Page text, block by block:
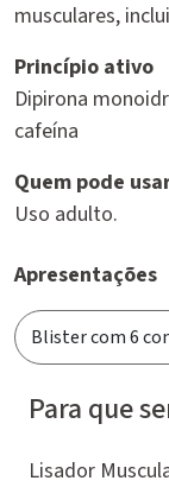
musculares,
Princípio ativo
Dipirona
cafeína
Quem pode
Uso adulto.
Apresentações
Para que
Lisador